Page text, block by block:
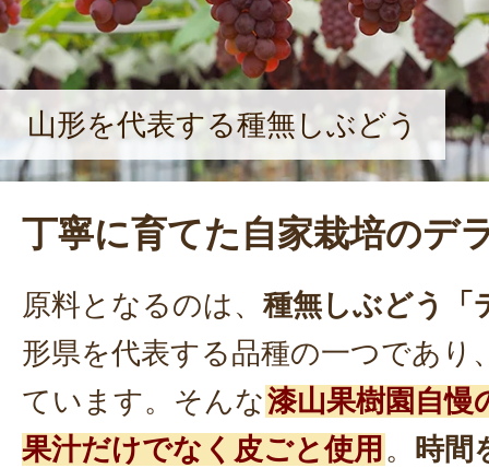
山形を代表する種無しぶどう
丁寧に育てた自家栽培のデ
原料となるのは、 種無しぶどう「
形県を代表する品種の一つであり
ています。そんな漆山果樹園自慢
果汁だけでなく皮ごと使用 。 時間